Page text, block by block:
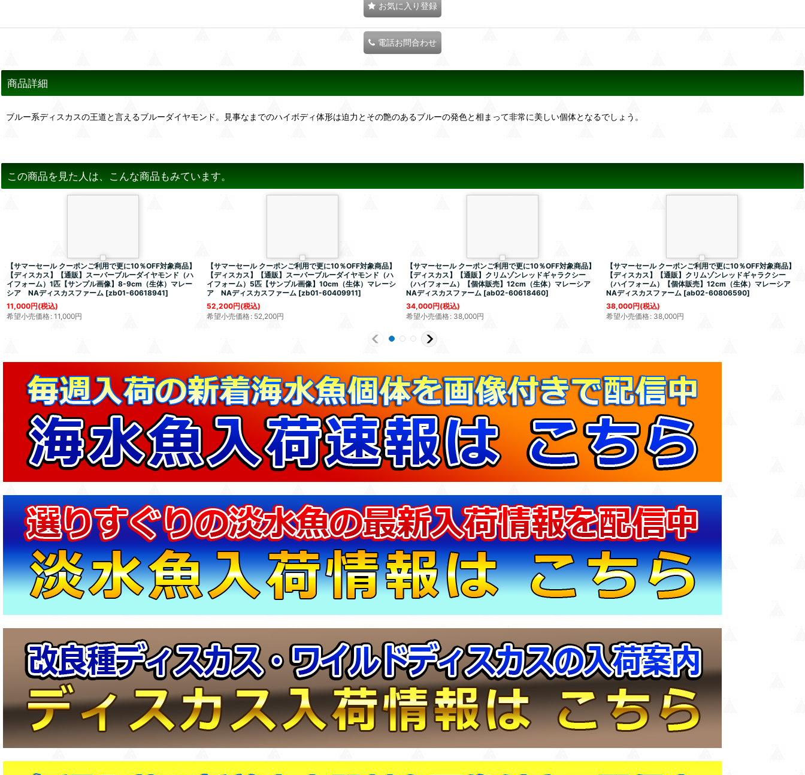
お気に入り登録
電話お問合わせ
商品詳細
ブルー系ディスカスの王道と言えるブルーダイヤモンド。見事なまでのハイボディ体形は迫力とその艶のあるブルーの発色と相まって非常に美しい個体となるでしょう。
この商品を見た人は、こんな商品もみています。
【サマーセール クーポンご利用で更に10％OFF対象商品】
【ディスカス】【通販】スーパーブルーダイヤモンド（ハ
イフォーム）1匹【サンプル画像】8-9cm（生体）マレー
シア NAディスカスファーム [zb01-60618941]
11,000円(税込)
希望小売価格: 11,000円
【サマーセール クーポンご利用で更に10％OFF対象商品】
【ディスカス】【通販】スーパーブルーダイヤモンド（ハ
イフォーム）5匹【サンプル画像】10cm（生体）マレーシ
ア NAディスカスファーム [zb01-60409911]
52,200円(税込)
希望小売価格: 52,200円
【サマーセール クーポンご利用で更に10％OFF対象商品】
【ディスカス】【通販】クリムゾンレッドギャラクシー
（ハイフォーム）【個体販売】12cm（生体）マレーシア
NAディスカスファーム [ab02-60618460]
34,000円(税込)
希望小売価格: 38,000円
【サマーセール クーポンご利用で更に10％OFF対象商品】
【ディスカス】【通販】クリムゾンレッドギャラクシー
（ハイフォーム）【個体販売】12cm（生体）マレーシア
NAディスカスファーム [ab02-60806590]
38,000円(税込)
希望小売価格: 38,000円